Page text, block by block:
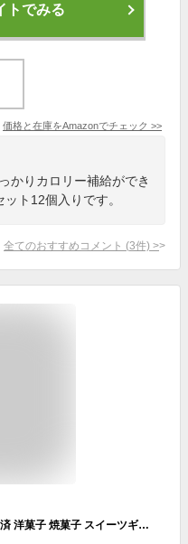
トでみる
価格と在庫をAmazonでチェック >>
かりカロリー補給ができ
ト12個入りです。
全てのおすすめコメント (3件) >
神戸浪漫 神戸トラッドクッキー【包装済 洋菓子 焼菓子 スイーツギフト 個包装 お菓子 職場 退職 菓子折り ご挨拶 誕生日 手土産 差し入れ おしゃれ かわいい レトロ ばらまき 小分け 詰め合わせ 人気 ご褒美 神戸名物 おすすめ 定番 贈り物 ティータイム】